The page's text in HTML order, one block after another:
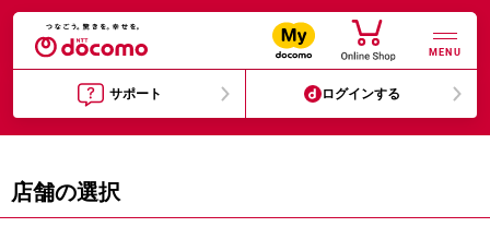
MENU
サポート ログインする
店舗の選択